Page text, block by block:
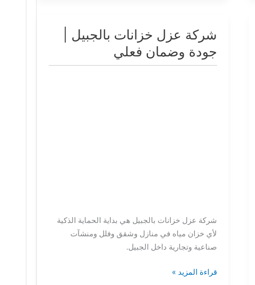
شركة عزل خزانات بالجبيل |
جودة وضمان فعلي
شركة عزل خزانات بالجبيل هي بداية الحماية الذكية
لأي خزان مياه في منازل وشقق وفلل ومنشآت
صناعية وتجارية داخل الجبيل.
شركة
خزانات
قراءة المزيد »